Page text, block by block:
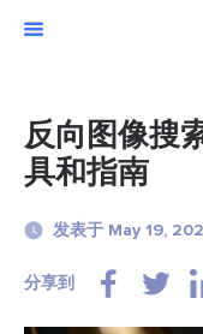
反向图像搜
具和指南
发表于 May 19,
分享到